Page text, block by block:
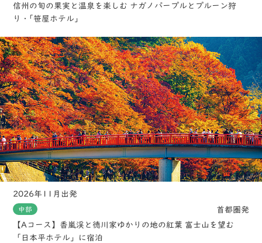
信州の旬の果実と温泉を楽しむ ナガノパープルとプルーン狩
り・｢笹屋ホテル」
2026年11月出発
中部
首都圏発
【Aコース】香嵐渓と徳川家ゆかりの地の紅葉 富士山を望む
「日本平ホテル」に宿泊